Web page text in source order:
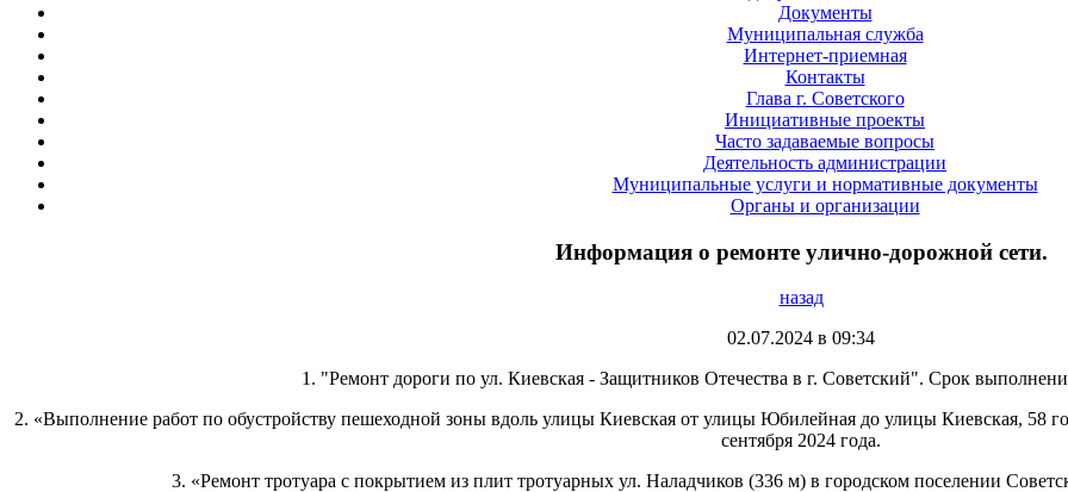
Документы
Муниципальная служба
Интернет-приемная
Контакты
Глава г. Советского
Инициативные проекты
Часто задаваемые вопросы
Деятельность администрации
Муниципальные услуги и нормативные документы
Органы и организации
Информация о ремонте улично-дорожной сети.
назад
02.07.2024 в 09:34
1. "Ремонт дороги по ул. Киевская - Защитников Отечества в г. Советский". Срок
2. «Выполнение работ по обустройству пешеходной зоны вдоль улицы Киевская от улицы Юбилейная до улицы Киевская, 58
сентября 2024 года.
3. «Ремонт тротуара с покрытием из плит тротуарных ул. Наладчиков (336 м) в городском поселении